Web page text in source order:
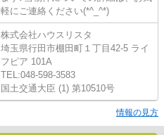
軽にご連絡ください(*^_^*)
株式会社ハウスリスタ
埼玉県行田市棚田町１丁目42-5 ライ
フピア 101A
TEL:048-598-3583
国土交通大臣 (1) 第10510号
情報の見方